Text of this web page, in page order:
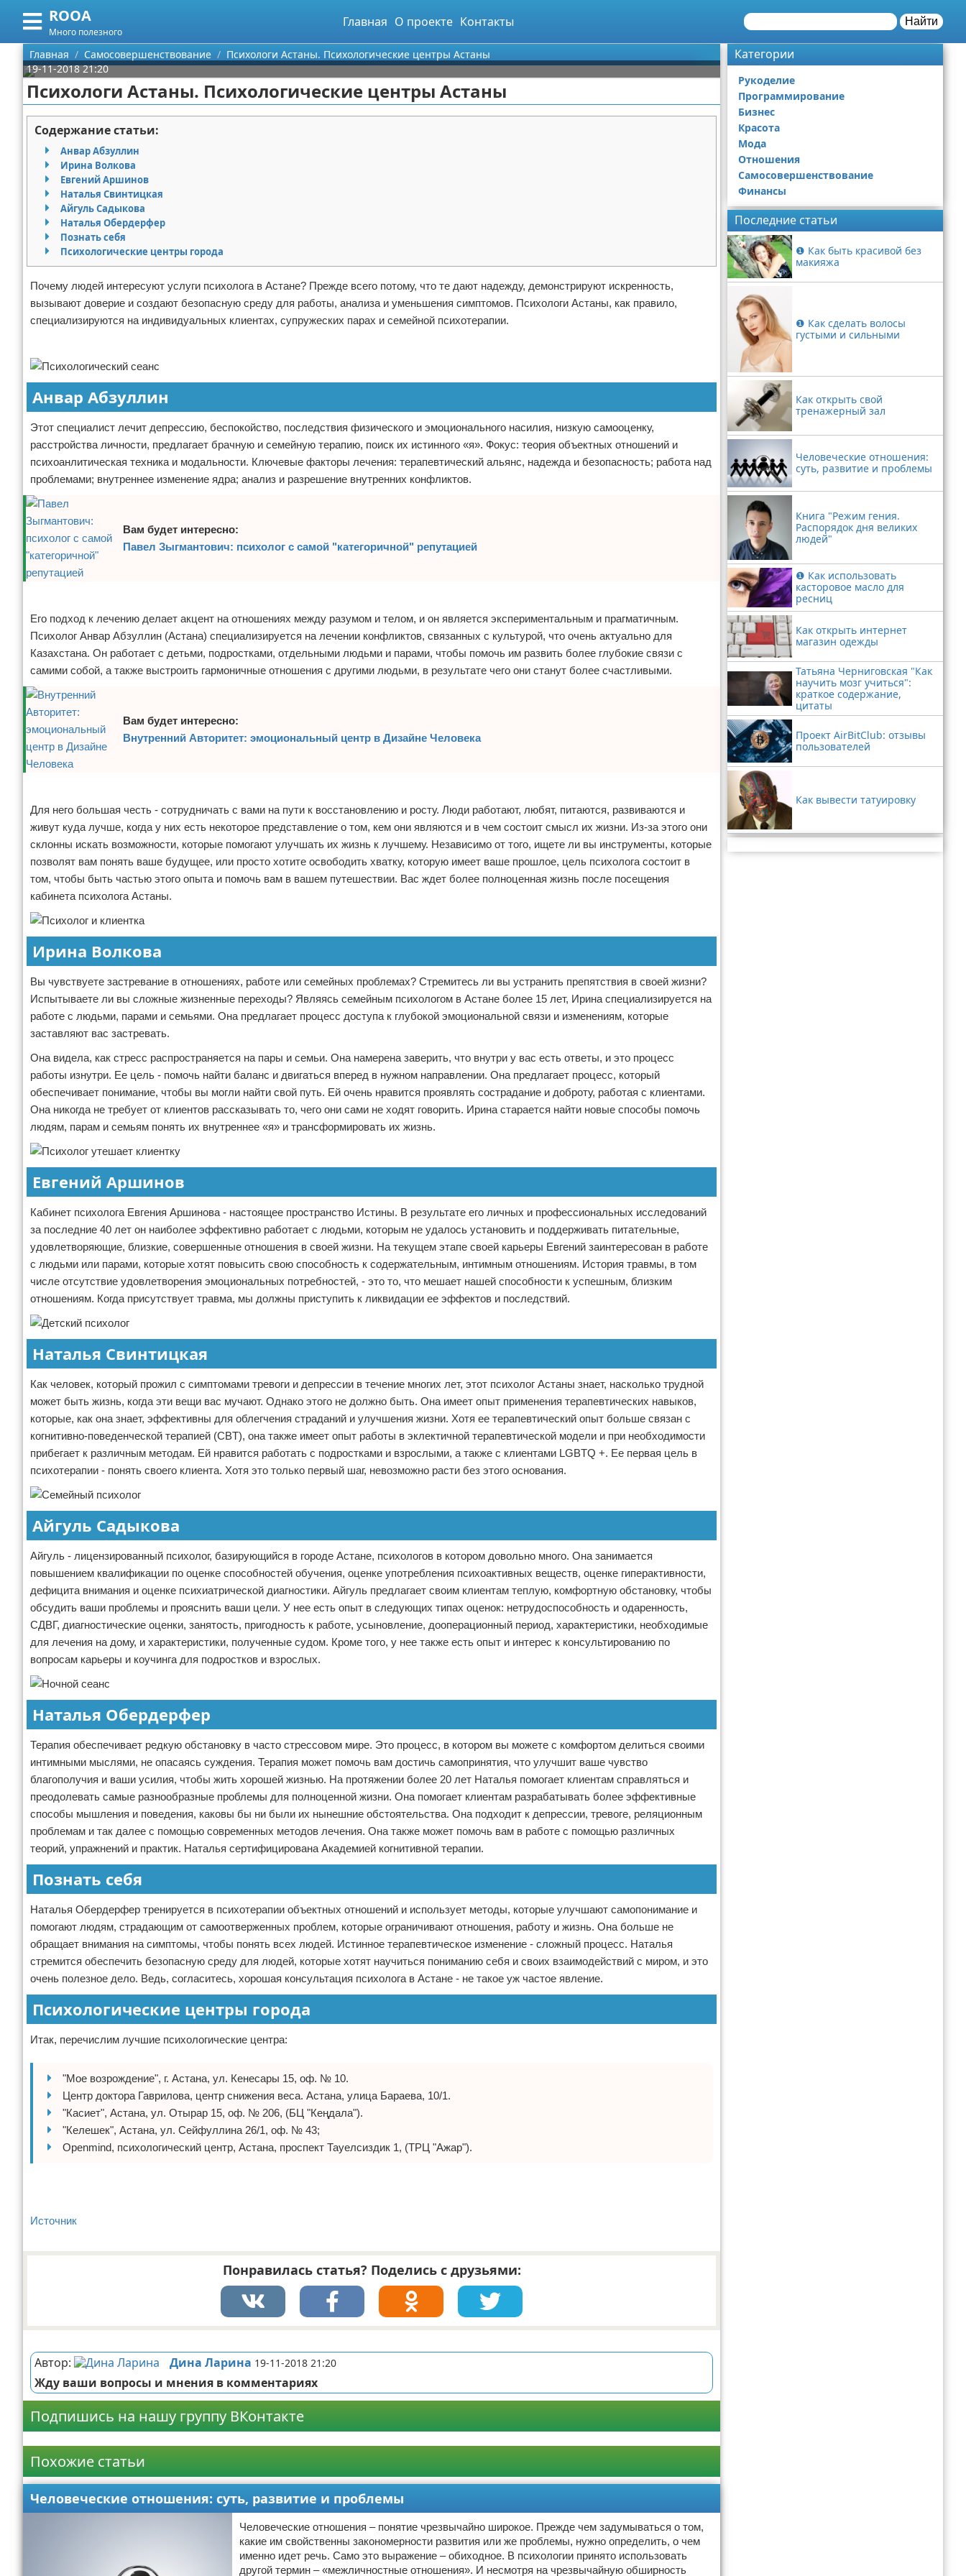
ROOA
Много полезного
Главная О проекте Контакты Найти
Меню
Главная
Категории
Рукоделие
Программирование
Бизнес
Красота
Мода
Самосовершенствование
Поиск
О проекте
Контакты
Сотрудничество
Размещение рекламы
Условия предоставления информации
Главная Самосовершенствование
Психологи Астаны. Психологические центры Астаны
19-11-2018 21:20
Психологи Астаны. Психологические центры Астаны
Содержание статьи:
Анвар Абзуллин
Ирина Волкова
Евгений Аршинов
Наталья Свинтицкая
Айгуль Садыкова
Наталья Обердерфер
Познать себя
Психологические центры города
Почему людей интересуют услуги психолога в Астане? Прежде всего потому, что те дают надежду, демонстрируют искренность,
вызывают доверие и создают безопасную среду для работы, анализа и уменьшения симптомов. Психологи Астаны, как правило,
специализируются на индивидуальных клиентах, супружеских парах и семейной психотерапии.
Анвар Абзуллин
Этот специалист лечит депрессию, беспокойство, последствия физического и эмоционального насилия, низкую самооценку,
расстройства личности, предлагает брачную и семейную терапию, поиск их истинного «я». Фокус: теория объектных отношений и
психоанлитическая техника и модальности. Ключевые факторы лечения: терапевтический альянс, надежда и безопасность; работа над
проблемами; внутреннее изменение ядра; анализ и разрешение внутренних конфликтов.
Вам будет интересно:
Павел Зыгмантович: психолог с самой "категоричной" репутацией
Его подход к лечению делает акцент на отношениях между разумом и телом, и он является экспериментальным и прагматичным.
Психолог Анвар Абзуллин (Астана) специализируется на лечении конфликтов, связанных с культурой, что очень актуально для
Казахстана. Он работает с детьми, подростками, отдельными людьми и парами, чтобы помочь им развить более глубокие связи с
самими собой, а также выстроить гармоничные отношения с другими людьми, в результате чего они станут более счастливыми.
Вам будет интересно:
Внутренний Авторитет: эмоциональный центр в Дизайне Человека
Для него большая честь - сотрудничать с вами на пути к восстановлению и росту. Люди работают, любят, питаются, развиваются и
живут куда лучше, когда у них есть некоторое представление о том, кем они являются и в чем состоит смысл их жизни. Из-за этого они
склонны искать возможности, которые помогают улучшать их жизнь к лучшему. Независимо от того, ищете ли вы инструменты, которые
позволят вам понять ваше будущее, или просто хотите освободить хватку, которую имеет ваше прошлое, цель психолога состоит в
том, чтобы быть частью этого опыта и помочь вам в вашем путешествии. Вас ждет более полноценная жизнь после посещения
кабинета психолога Астаны.
Ирина Волкова
Вы чувствуете застревание в отношениях, работе или семейных проблемах? Стремитесь ли вы устранить препятствия в своей жизни?
Испытываете ли вы сложные жизненные переходы? Являясь семейным психологом в Астане более 15 лет, Ирина специализируется на
работе с людьми, парами и семьями. Она предлагает процесс доступа к глубокой эмоциональной связи и изменениям, которые
заставляют вас застревать.
Она видела, как стресс распространяется на пары и семьи. Она намерена заверить, что внутри у вас есть ответы, и это процесс
работы изнутри. Ее цель - помочь найти баланс и двигаться вперед в нужном направлении. Она предлагает процесс, который
обеспечивает понимание, чтобы вы могли найти свой путь. Ей очень нравится проявлять сострадание и доброту, работая с клиентами.
Она никогда не требует от клиентов рассказывать то, чего они сами не ходят говорить. Ирина старается найти новые способы помочь
людям, парам и семьям понять их внутреннее «я» и трансформировать их жизнь.
Евгений Аршинов
Кабинет психолога Евгения Аршинова - настоящее пространство Истины. В результате его личных и профессиональных исследований
за последние 40 лет он наиболее эффективно работает с людьми, которым не удалось установить и поддерживать питательные,
удовлетворяющие, близкие, совершенные отношения в своей жизни. На текущем этапе своей карьеры Евгений заинтересован в работе
с людьми или парами, которые хотят повысить свою способность к содержательным, интимным отношениям. История травмы, в том
числе отсутствие удовлетворения эмоциональных потребностей, - это то, что мешает нашей способности к успешным, близким
отношениям. Когда присутствует травма, мы должны приступить к ликвидации ее эффектов и последствий.
Наталья Свинтицкая
Как человек, который прожил с симптомами тревоги и депрессии в течение многих лет, этот психолог Астаны знает, насколько трудной
может быть жизнь, когда эти вещи вас мучают. Однако этого не должно быть. Она имеет опыт применения терапевтических навыков,
которые, как она знает, эффективны для облегчения страданий и улучшения жизни. Хотя ее терапевтический опыт больше связан с
когнитивно-поведенческой терапией (CBT), она также имеет опыт работы в эклектичной терапевтической модели и при необходимости
прибегает к различным методам. Ей нравится работать с подростками и взрослыми, а также с клиентами LGBTQ +. Ее первая цель в
психотерапии - понять своего клиента. Хотя это только первый шаг, невозможно расти без этого основания.
Айгуль Садыкова
Айгуль - лицензированный психолог, базирующийся в городе Астане, психологов в котором довольно много. Она занимается
повышением квалификации по оценке способностей обучения, оценке употребления психоактивных веществ, оценке гиперактивности,
дефицита внимания и оценке психиатрической диагностики. Айгуль предлагает своим клиентам теплую, комфортную обстановку, чтобы
обсудить ваши проблемы и прояснить ваши цели. У нее есть опыт в следующих типах оценок: нетрудоспособность и одаренность,
СДВГ, диагностические оценки, занятость, пригодность к работе, усыновление, дооперационный период, характеристики, необходимые
для лечения на дому, и характеристики, полученные судом. Кроме того, у нее также есть опыт и интерес к консультированию по
вопросам карьеры и коучинга для подростков и взрослых.
Наталья Обердерфер
Терапия обеспечивает редкую обстановку в часто стрессовом мире. Это процесс, в котором вы можете с комфортом делиться своими
интимными мыслями, не опасаясь суждения. Терапия может помочь вам достичь самопринятия, что улучшит ваше чувство
благополучия и ваши усилия, чтобы жить хорошей жизнью. На протяжении более 20 лет Наталья помогает клиентам справляться и
преодолевать самые разнообразные проблемы для полноценной жизни. Она помогает клиентам разрабатывать более эффективные
способы мышления и поведения, каковы бы ни были их нынешние обстоятельства. Она подходит к депрессии, тревоге, реляционным
проблемам и так далее с помощью современных методов лечения. Она также может помочь вам в работе с помощью различных
теорий, упражнений и практик. Наталья сертифицирована Академией когнитивной терапии.
Познать себя
Наталья Обердерфер тренируется в психотерапии объектных отношений и использует методы, которые улучшают самопонимание и
помогают людям, страдающим от самоотверженных проблем, которые ограничивают отношения, работу и жизнь. Она больше не
обращает внимания на симптомы, чтобы понять всех людей. Истинное терапевтическое изменение - сложный процесс. Наталья
стремится обеспечить безопасную среду для людей, которые хотят научиться пониманию себя и своих взаимодействий с миром, и это
очень полезное дело. Ведь, согласитесь, хорошая консультация психолога в Астане - не такое уж частое явление.
Психологические центры города
Итак, перечислим лучшие психологические центра:
"Мое возрождение", г. Астана, ул. Кенесары 15, оф. № 10.
Центр доктора Гаврилова, центр снижения веса. Астана, улица Бараева, 10/1.
"Касиет", Астана, ул. Отырар 15, оф. № 206, (БЦ "Кеңдала").
"Келешек", Астана, ул. Сейфуллина 26/1, оф. № 43;
Openmind, психологический центр, Астана, проспект Тауелсиздик 1, (ТРЦ "Ажар").
Источник
Понравилась статья? Поделись с друзьями:
Автор: Дина Ларина 19-11-2018 21:20
Жду ваши вопросы и мнения в комментариях
Подпишись на нашу группу ВКонтакте
Похожие статьи
Человеческие отношения: суть, развитие и проблемы
Человеческие отношения – понятие чрезвычайно широкое. Прежде чем задумываться о том,
какие им свойственны закономерности развития или же проблемы, нужно определить, о чем
именно идет речь. Само это выражение – обиходное. В психологии принято использовать
другой термин – «межличностные отношения». И несмотря на чрезвычайную обширность
Категории
Рукоделие
Программирование
Бизнес
Красота
Мода
Отношения
Самосовершенствование
Финансы
Последние статьи
❶ Как быть красивой без
макияжа
❶ Как сделать волосы
густыми и сильными
Как открыть свой
тренажерный зал
Человеческие отношения:
суть, развитие и проблемы
Книга "Режим гения.
Распорядок дня великих
людей"
❶ Как использовать
касторовое масло для
ресниц
Как открыть интернет
магазин одежды
Татьяна Черниговская "Как
научить мозг учиться":
краткое содержание,
цитаты
Проект AirBitClub: отзывы
пользователей
Как вывести татуировку